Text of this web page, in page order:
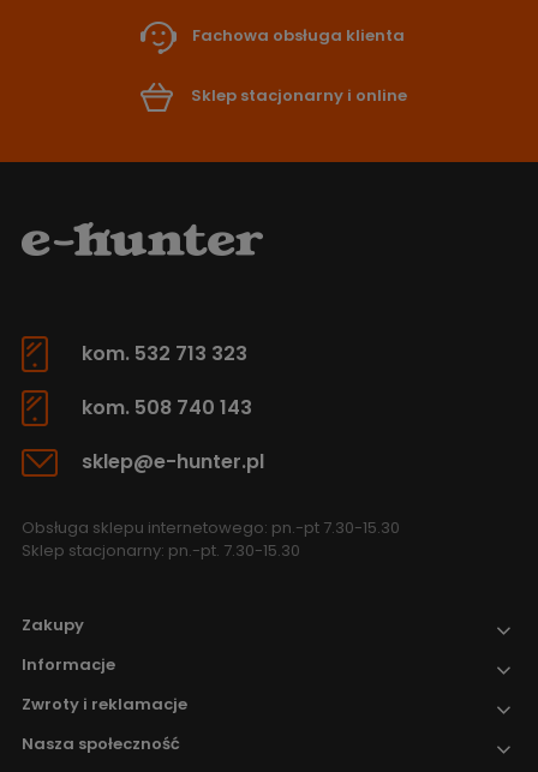
Fachowa obsługa klienta
Sklep stacjonarny i online
kom. 532 713 323
kom. 508 740 143
sklep@e-hunter.pl
Obsługa sklepu internetowego: pn.-pt 7.30-15.30
Sklep stacjonarny: pn.-pt. 7.30-15.30
Zakupy
Informacje
Zwroty i reklamacje
Nasza społeczność